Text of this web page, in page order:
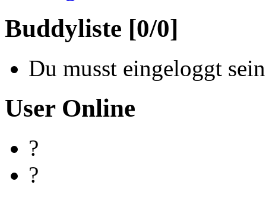
Buddyliste [0/0]
Du musst eingeloggt
User Online
?
?